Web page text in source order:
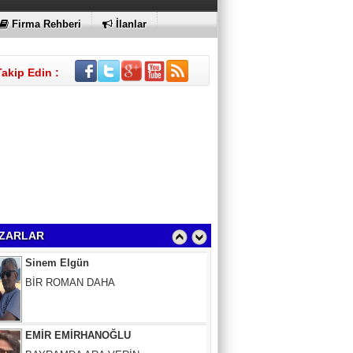
Firma Rehberi İlanlar
Edin :
EMİR EMİRHANOĞLU
BAYRAMDA ARA VERİN
MACİT SOYDAN